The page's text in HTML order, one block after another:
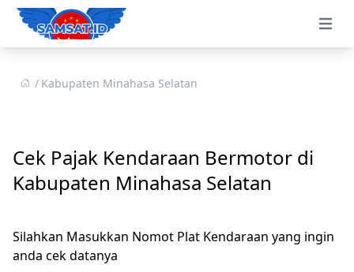
Open
Kabupaten Minahasa Selatan
Cek Pajak Kendaraan Bermotor di
Kabupaten Minahasa Selatan
Silahkan Masukkan Nomot Plat Kendaraan yang ingin
anda cek datanya